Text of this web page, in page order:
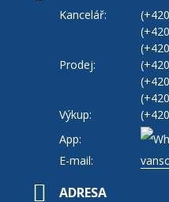
Kancelář:
Prodej:
Výkup:
App:
E-mail:
ADRESA